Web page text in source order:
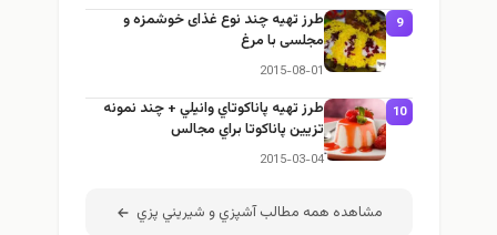
9
طرز تهيه چند نوع غذای خوشمزه و
مجلسی با مرغ
2015-08-01
10
طرز تهيه پاناكوتاي وانيلي + چند نمونه
تزيين پاناكوتا براي مجالس
2015-03-04
مشاهده همه مطالب آشپزي و شيريني پزي